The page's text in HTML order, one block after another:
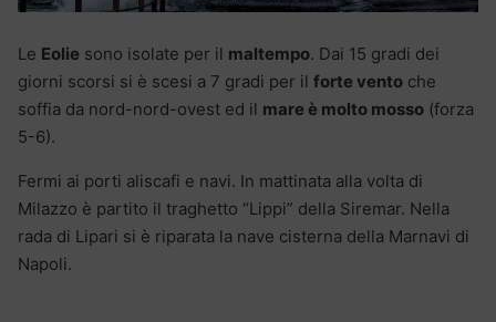
Le Eolie sono isolate per il maltempo. Dai 15 gradi dei
giorni scorsi si è scesi a 7 gradi per il forte vento che
soffia da nord-nord-ovest ed il mare è molto mosso (forza
5-6).
Fermi ai porti aliscafi e navi. In mattinata alla volta di
Milazzo è partito il traghetto “Lippi” della Siremar. Nella
rada di Lipari si è riparata la nave cisterna della Marnavi di
Napoli.